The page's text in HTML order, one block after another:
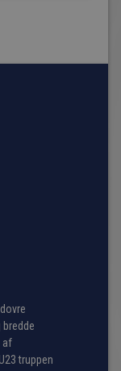
af
truppen